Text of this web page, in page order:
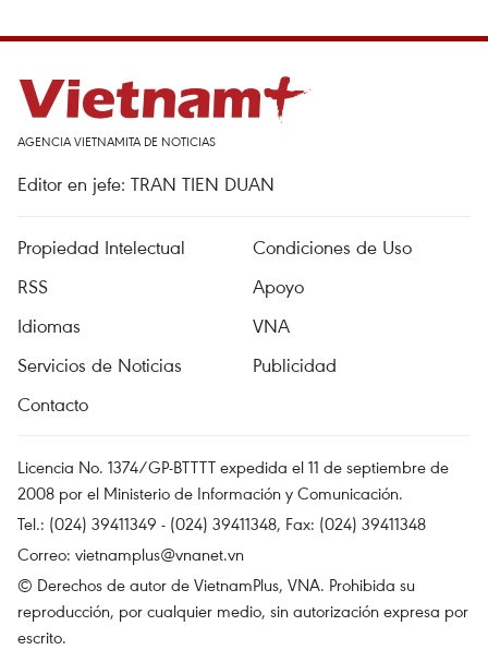
AGENCIA VIETNAMITA DE NOTICIAS
Editor en jefe: TRAN TIEN DUAN
Propiedad Intelectual
Condiciones de Uso
RSS
Apoyo
Idiomas
VNA
Servicios de Noticias
Publicidad
Contacto
Licencia No. 1374/GP-BTTTT expedida el 11 de septiembre de
2008 por el Ministerio de Información y Comunicación.
Tel.: (024) 39411349 - (024) 39411348, Fax: (024) 39411348
Correo: vietnamplus@vnanet.vn
© Derechos de autor de VietnamPlus, VNA. Prohibida su
reproducción, por cualquier medio, sin autorización expresa por
escrito.